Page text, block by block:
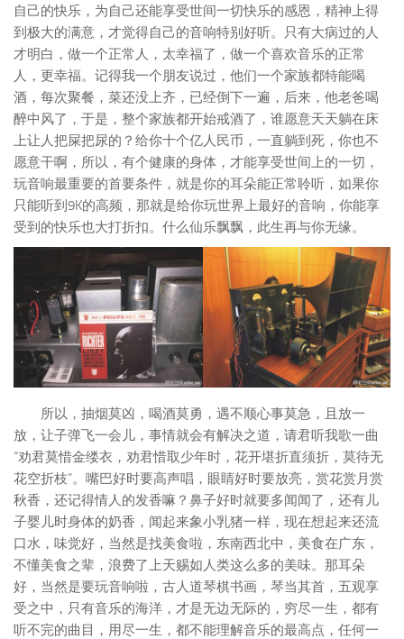
自己的快乐，为自己还能享受世间一切快乐的感恩，精神上得
到极大的满意，才觉得自己的音响特别好听。只有大病过的人
才明白，做一个正常人，太幸福了，做一个喜欢音乐的正常
人，更幸福。记得我一个朋友说过，他们一个家族都特能喝
酒，每次聚餐，菜还没上齐，已经倒下一遍，后来，他老爸喝
醉中风了，于是，整个家族都开始戒酒了，谁愿意天天躺在床
上让人把屎把尿的？给你十个亿人民币，一直躺到死，你也不
愿意干啊，所以，有个健康的身体，才能享受世间上的一切，
玩音响最重要的首要条件，就是你的耳朵能正常聆听，如果你
只能听到9K的高频，那就是给你玩世界上最好的音响，你能享
受到的快乐也大打折扣。什么仙乐飘飘，此生再与你无缘。
所以，抽烟莫凶，喝酒莫勇，遇不顺心事莫急，且放一
放，让子弹飞一会儿，事情就会有解决之道，请君听我歌一曲
“劝君莫惜金缕衣，劝君惜取少年时，花开堪折直须折，莫待无
花空折枝”。嘴巴好时要高声唱，眼睛好时要放亮，赏花赏月赏
秋香，还记得情人的发香嘛？鼻子好时就要多闻闻了，还有儿
子婴儿时身体的奶香，闻起来象小乳猪一样，现在想起来还流
口水，味觉好，当然是找美食啦，东南西北中，美食在广东，
不懂美食之辈，浪费了上天赐如人类这么多的美味。那耳朵
好，当然是要玩音响啦，古人道琴棋书画，琴当其首，五观享
受之中，只有音乐的海洋，才是无边无际的，穷尽一生，都有
听不完的曲目，用尽一生，都不能理解音乐的最高点，任何一